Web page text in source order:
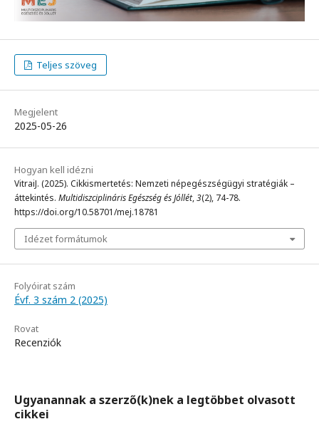
Teljes szöveg
Megjelent
2025-05-26
Hogyan kell idézni
VitraiJ. (2025). Cikkismertetés: Nemzeti népegészségügyi stratégiák –
áttekintés. Multidiszciplináris Egészség és Jóllét,3(2), 74-78.
https://doi.org/10.58701/mej.18781
Idézet formátumok
Folyóirat szám
Évf. 3 szám 2 (2025)
Rovat
Recenziók
Ugyanannak a szerző(k)nek a legtöbbet olvasott
cikkei